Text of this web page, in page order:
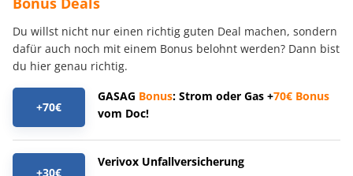
Du willst nicht nur einen richtig guten Deal machen, sondern
dafür auch noch mit einem Bonus belohnt werden? Dann bist
du hier genau richtig.
+70€
GASAG Bonus: Strom oder Gas +70€ Bonus
vom Doc!
+30€
Verivox Unfallversicherung